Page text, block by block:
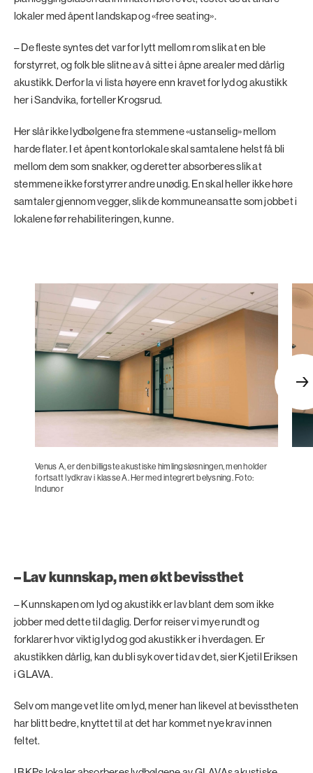
lokaler med åpent landskap og «free seating».
– De fleste syntes det var for lytt mellom rom slik at en ble
forstyrret, og folk ble slitne av å sitte i åpne arealer med dårlig
akustikk. Derfor la vi lista høyere enn kravet for lyd og akustikk
her i Sandvika, forteller Krogsrud.
Her slår ikke lydbølgene fra stemmene «ustanselig» mellom
harde flater. I et åpent kontorlokale skal samtalene helst få bli
mellom dem som snakker, og deretter absorberes slik at
stemmene ikke forstyrrer andre unødig. En skal heller ikke høre
samtaler gjennom vegger, slik de kommuneansatte som jobbet i
lokalene før rehabiliteringen, kunne.
Venus A, er den billigste akustiske himlingsløsningen, men holder
fortsatt lydkrav i klasse A. Her med integrert belysning. Foto:
Indunor
– Lav kunnskap, men økt bevissthet
– Kunnskapen om lyd og akustikk er lav blant dem som ikke
jobber med dette til daglig. Derfor reiser vi mye rundt og
forklarer hvor viktig lyd og god akustikk er i hverdagen. Er
akustikken dårlig, kan du bli syk over tid av det, sier Kjetil Eriksen
i GLAVA.
Selv om mange vet lite om lyd, mener han likevel at bevisstheten
har blitt bedre, knyttet til at det har kommet nye krav innen
feltet.